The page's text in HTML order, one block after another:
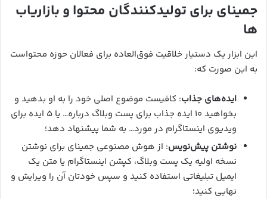
جمینای برای تولیدکنندگان محتوا و بازاریاب
ها
این ابزار یک دستیار خلاقیت فوق‌العاده برای فعالان حوزه محتواست
به این صورت که:
ایده‌های جذاب: کافیست موضوع اصلی خود را به او بدهید و
بخواهید ۱۰ ایده جذاب برای پست وبلاگ درباره… یا ۵ ایده برای
ویدیوی اینستاگرام در مورد… به شما پیشنهاد دهد؛
نوشتن پیش‌نویس: از هوش مصنوعی جمینای برای نوشتن
نسخه اولیه یک پست وبلاگ، کپشن اینستاگرام یا متن یک
ایمیل تبلیغاتی استفاده کنید و سپس خودتان آن را ویرایش و
نهایی کنید؛